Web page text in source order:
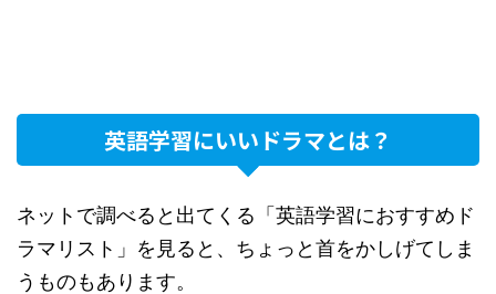
英語学習にいいドラマとは？
ネットで調べると出てくる「英語学習におすすめド
ラマリスト」を見ると、ちょっと首をかしげてしま
うものもあります。